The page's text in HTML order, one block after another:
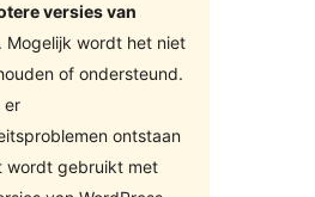
versies van
. Mogelijk wordt het niet
of ondersteund.
er
ontstaan
wordt gebruikt met